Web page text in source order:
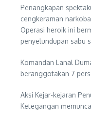
Penangkapan
cengkeraman
Operasi heroik ini
penyelundupan sabu
Komandan Lanal
beranggotakan 7
Aksi Kejar-kejaran
Ketegangan